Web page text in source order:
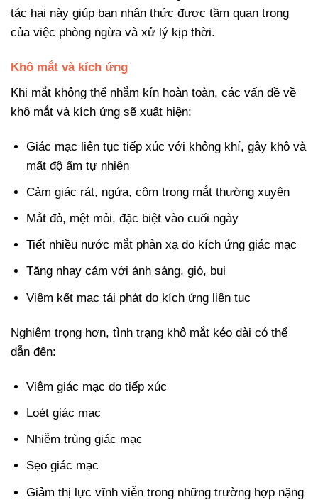
tác hại này giúp bạn nhận thức được tầm quan trọng
của việc phòng ngừa và xử lý kịp thời.
Khô mắt và kích ứng
Khi mắt không thể nhắm kín hoàn toàn, các vấn đề về
khô mắt và kích ứng sẽ xuất hiện:
Giác mạc liên tục tiếp xúc với không khí, gây khô và
mất độ ẩm tự nhiên
Cảm giác rát, ngứa, cộm trong mắt thường xuyên
Mắt đỏ, mệt mỏi, đặc biệt vào cuối ngày
Tiết nhiều nước mắt phản xạ do kích ứng giác mạc
Tăng nhạy cảm với ánh sáng, gió, bụi
Viêm kết mạc tái phát do kích ứng liên tục
Nghiêm trọng hơn, tình trạng khô mắt kéo dài có thể
dẫn đến:
Viêm giác mạc do tiếp xúc
Loét giác mạc
Nhiễm trùng giác mạc
Sẹo giác mạc
Giảm thị lực vĩnh viễn trong những trường hợp nặng